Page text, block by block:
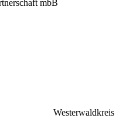
mbB
Westerwaldkreis